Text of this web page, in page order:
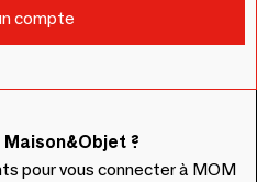
?
pour vous connecter à MOM